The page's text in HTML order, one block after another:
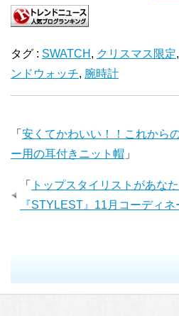
タグ : SWATCH , クリスマス限定,
ンドウォッチ, 腕時計
「 安くてかわいい！！これから
ー用の耳付きニット帽 」
「
トップスタイリストがあな
『STYLEST』11月コーディネ